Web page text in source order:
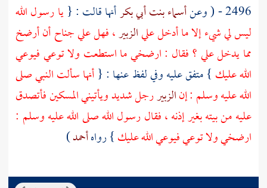
2496 - ( وعن
أسماء بنت أبي بكرأنها قالت : {يا رسول الله
ليس لي شيء إلا ما أدخل عليالزبير، فهل علي جناح أن أرضخ
مما يدخل علي ؟ فقال : ارضخي ما استطعت ولا توعي فيوعي
الله عليك } متفق عليه وفي لفظ عنها : {أنها سألت النبي صلى
الله عليه وسلم : إنالزبيررجل شديد ويأتيني المسكين فأتصدق
عليه من بيته بغير إذنه ، فقال رسول الله صلى الله عليه وسلم :
ارضخي ولا توعي فيوعي الله عليك} رواهأحمد)